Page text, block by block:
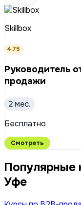
Skillbox
4.75
Руководитель
продажи
2 мес.
Бесплатно
Смотреть
Популярные курсы по продажам в
Уфе